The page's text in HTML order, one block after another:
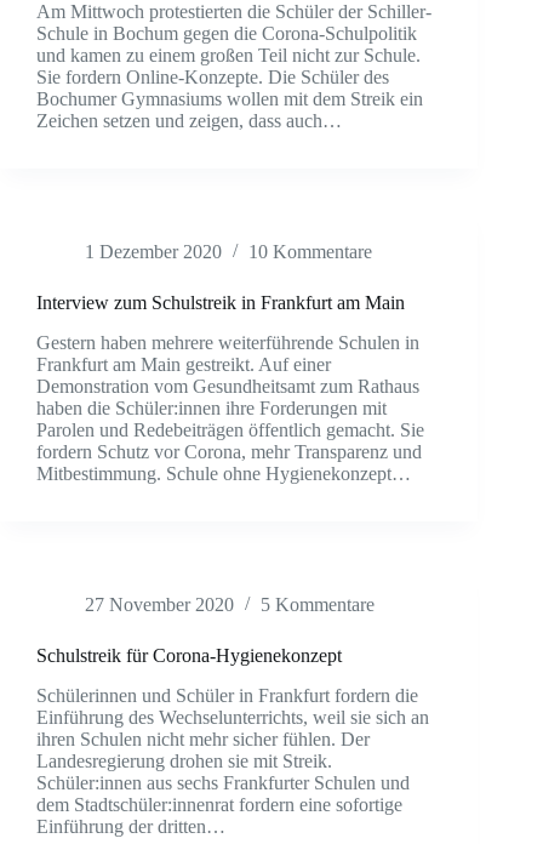
Am Mittwoch protestierten die Schüler der Schiller-
Schule in Bochum gegen die Corona-Schulpolitik
und kamen zu einem großen Teil nicht zur Schule.
Sie fordern Online-Konzepte. Die Schüler des
Bochumer Gymnasiums wollen mit dem Streik ein
Zeichen setzen und zeigen, dass auch…
1 Dezember 2020 10 Kommentare
Interview zum Schulstreik in Frankfurt am Main
Gestern haben mehrere weiterführende Schulen in
Frankfurt am Main gestreikt. Auf einer
Demonstration vom Gesundheitsamt zum Rathaus
haben die Schüler:innen ihre Forderungen mit
Parolen und Redebeiträgen öffentlich gemacht. Sie
fordern Schutz vor Corona, mehr Transparenz und
Mitbestimmung. Schule ohne Hygienekonzept…
27 November 2020 5 Kommentare
Schulstreik für Corona-Hygienekonzept
Schülerinnen und Schüler in Frankfurt fordern die
Einführung des Wechselunterrichts, weil sie sich an
ihren Schulen nicht mehr sicher fühlen. Der
Landesregierung drohen sie mit Streik.
Schüler:innen aus sechs Frankfurter Schulen und
dem Stadtschüler:innenrat fordern eine sofortige
Einführung der dritten…